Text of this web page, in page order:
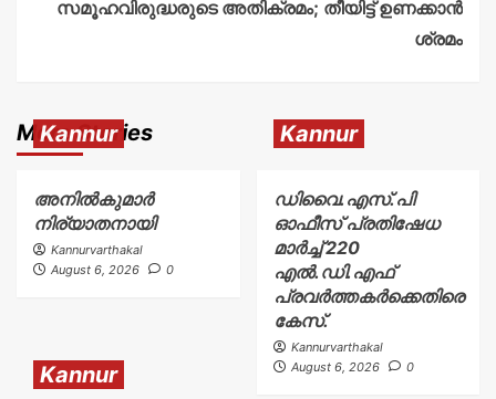
സമൂഹവിരുദ്ധരുടെ അതിക്രമം; തീയിട്ട് ഉണക്കാൻ
ശ്രമം
More Stories
Kannur
അനിൽകുമാർ
നിര്യാതനായി
Kannurvarthakal
August 6, 2026
0
Kannur
ഡിവൈ.എസ്.പി
ഓഫീസ് പ്രതിഷേധ
മാർച്ച് 220
എൽ.ഡി.എഫ്
പ്രവർത്തകർക്കെതിരെ
കേസ്.
Kannurvarthakal
August 6, 2026
0
Kannur